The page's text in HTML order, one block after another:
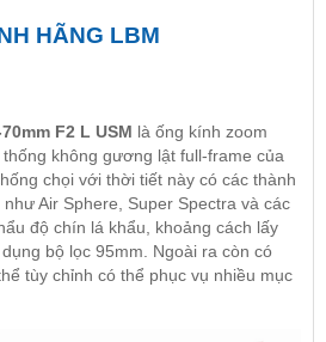
HÃNG LBM
F2 L USM là ống kính zoom
không gương lật full-frame của
chọi với thời tiết này có các thành
Air Sphere, Super Spectra và các
độ chín lá khẩu, khoảng cách lấy
bộ lọc 95mm. Ngoài ra còn có
tùy chỉnh có thể phục vụ nhiều mục